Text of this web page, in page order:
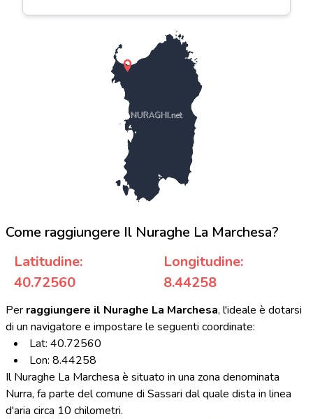
NURAGHI.net
Come raggiungere Il Nuraghe La Marchesa?
Latitudine:
40.72560
Longitudine:
8.44258
Per raggiungere il Nuraghe La Marchesa, l'ideale è dotarsi
di un navigatore e impostare le seguenti coordinate:
Lat: 40.72560
Lon: 8.44258
Il Nuraghe La Marchesa è situato in una zona denominata
Nurra, fa parte del comune di Sassari dal quale dista in linea
d'aria circa 10 chilometri.